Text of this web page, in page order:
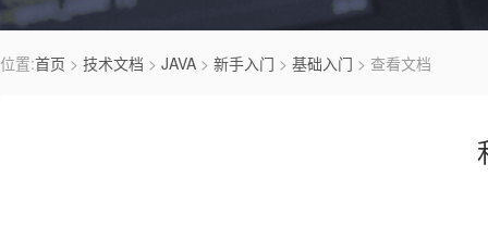
位置:首页 > 技术文档 > JAVA > 新手入门 > 基础入门 > 查看文档